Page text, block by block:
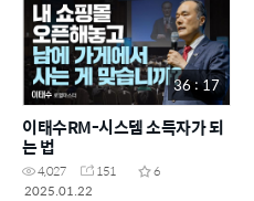
36 : 17
이태수RM-시스템 소득자가 되
는 법
4,027 151
6
2025.01.22